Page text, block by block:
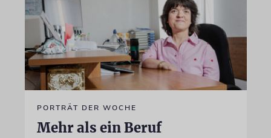
PORTRÄT DER WOCHE
Mehr als ein Beruf